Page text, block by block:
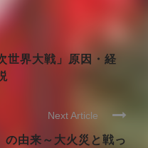
世界大戦」原因・経
Next Article
由来～大火災と戦っ